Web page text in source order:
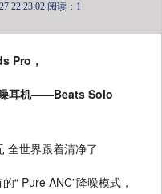
22:23:02 阅读：1
Pro，
噪耳机——Beats Solo
“ Pure ANC”降噪模式，